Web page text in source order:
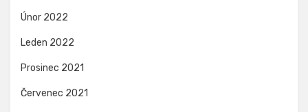
Únor 2022
Leden 2022
Prosinec 2021
Červenec 2021